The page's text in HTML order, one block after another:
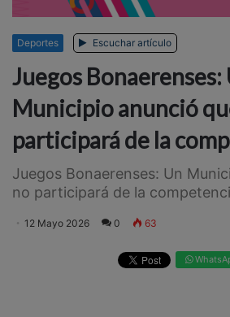
Deportes Escuchar artículo
Juegos Bonaerenses:
Municipio anunció
participará de la
Juegos Bonaerenses: Un
no participará de la
12 Mayo 2026 0 63